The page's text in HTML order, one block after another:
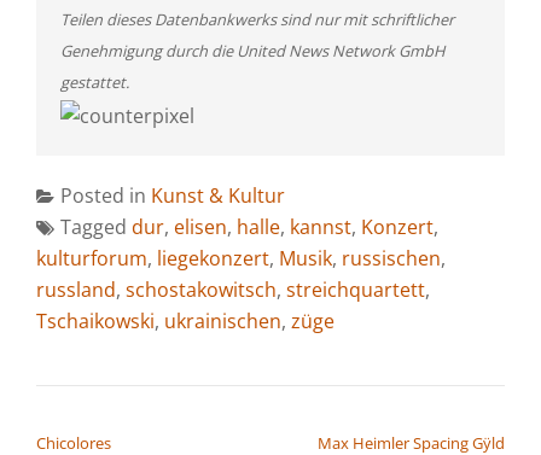
Teilen dieses Datenbankwerks sind nur mit schriftlicher
Genehmigung durch die United News Network GmbH
gestattet.
Posted in Kunst & Kultur
Tagged dur, elisen, halle, kannst, Konzert,
kulturforum, liegekonzert, Musik, russischen,
russland, schostakowitsch, streichquartett,
Tschaikowski, ukrainischen, züge
Chicolores Max Heimler Spacing Gӱld